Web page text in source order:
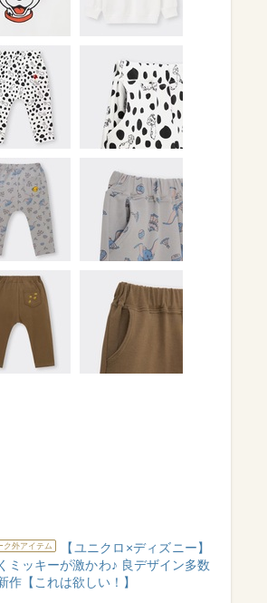
ク外アイテム
【ユニクロ×ディズニー】
ミッキーが激かわ♪ 良デザイン多数
作【これは欲しい！】